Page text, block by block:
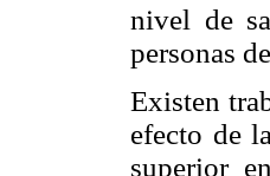
nivel de
personas
Existen
efecto de
superior